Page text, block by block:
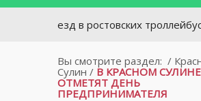
в ростовских троллейбусах
Вы смотрите раздел: /
Сулин / В КРАСНОМ СУЛИНЕ
ОТМЕТЯТ ДЕНЬ
ПРЕДПРИНИМАТЕЛЯ